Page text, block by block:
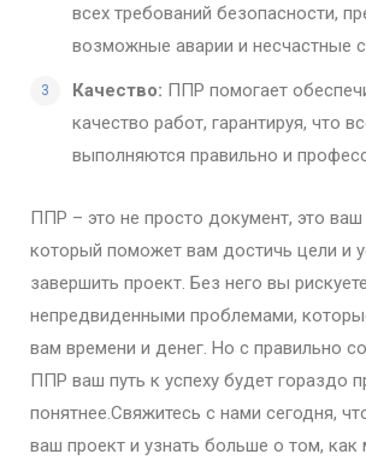
всех требований безопасности,
возможные аварии и несчастные
Качество: ППР помогает
качество работ, гарантируя, что
выполняются правильно и
ППР – это не просто документ, это ваш
который поможет вам достичь цели и
завершить проект. Без него вы
непредвиденными проблемами,
вам времени и денег. Но с правильно
ППР ваш путь к успеху будет гораздо
понятнее.Свяжитесь с нами сегодня,
ваш проект и узнать больше о том,